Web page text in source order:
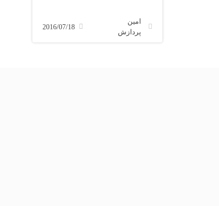
امین
پردازش
2016/07/18